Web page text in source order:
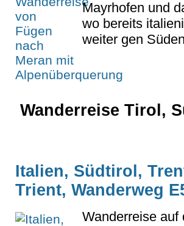
Mayrhofen und
wo bereits
weiter gen
Wanderreise Tirol,
Italien, Südtirol,
Trient, Wanderweg
Wanderreise auf